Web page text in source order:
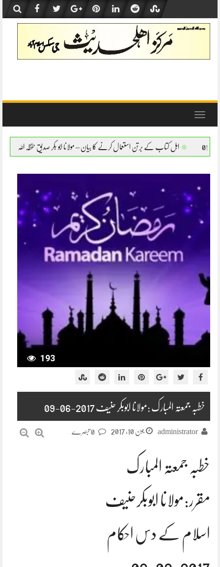
content
Toggle
استعمال کرنے کا بیان – مولانا ابو بکر صدیق حفظہ اللہ اہل کتاب کے برتن استعمال
193
خطبہ جمعتہ المبارک :مولانا ابوبکر حنیف 2017-06-09
administrator جون 10, 2017
خطبہ جمعتہ المبارک
مقرر:مولانا ابوبکرحنیف
اسلام کے دس احکام